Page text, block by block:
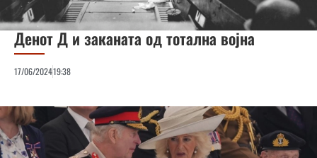
Денот Д и заканата од тотална војна
17/06/202419:38